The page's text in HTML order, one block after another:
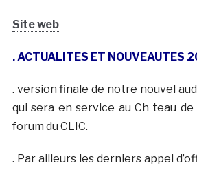
Site web
. ACTUALITES ET NOUVEAUTES
. version finale de notre nouvel
qui sera en service au Ch teau
forum du CLIC.
. Par ailleurs les derniers appel